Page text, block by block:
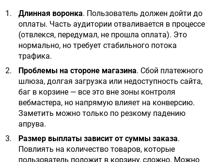
Длинная воронка. Пользователь должен дойти до
оплаты. Часть аудитории отваливается в процессе
(отвлекся, передумал, не прошла оплата). Это
нормально, но требует стабильного потока
трафика.
Проблемы на стороне магазина. Сбой платежного
шлюза, долгая загрузка или недоступность сайта,
баг в корзине — все это вне зоны контроля
вебмастера, но напрямую влияет на конверсию.
Заметить можно только по резкому падению
апрува.
Размер выплаты зависит от суммы заказа.
Повлиять на количество товаров, которые
пользователь положит в корзину, сложно. Можно